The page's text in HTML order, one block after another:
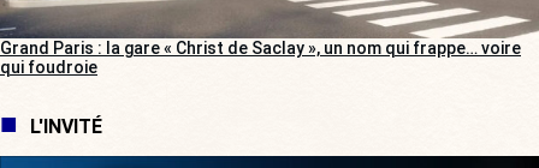
Grand Paris : la gare « Christ de Saclay », un nom qui frappe… voire
qui foudroie
L'INVITÉ